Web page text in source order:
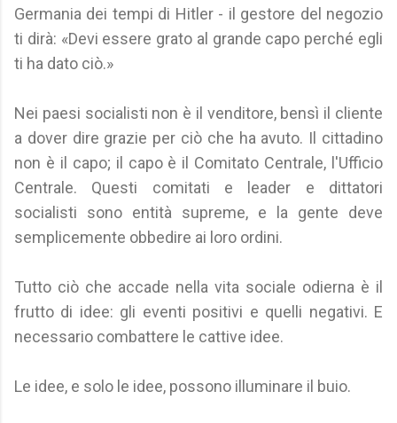
Germania dei tempi di Hitler - il gestore del negozio
ti dirà: «Devi essere grato al grande capo perché egli
ti ha dato ciò.»
Nei paesi socialisti non è il venditore, bensì il cliente
a dover dire grazie per ciò che ha avuto. Il cittadino
non è il capo; il capo è il Comitato Centrale, l'Ufficio
Centrale. Questi comitati e leader e dittatori
socialisti sono entità supreme, e la gente deve
semplicemente obbedire ai loro ordini.
Tutto ciò che accade nella vita sociale odierna è il
frutto di idee: gli eventi positivi e quelli negativi. E
necessario combattere le cattive idee.
Le idee, e solo le idee, possono illuminare il buio.